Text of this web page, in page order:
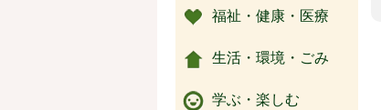
福祉・健康・医療
生活・環境・ごみ
学ぶ・楽しむ